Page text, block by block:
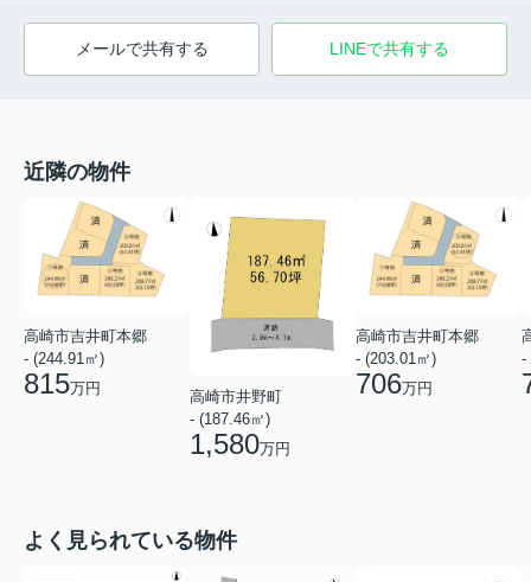
メールで共有する LINEで共有する
近隣の物件
高崎市吉井町本郷
- (244.91㎡)
815万円
高崎市井野町
- (187.46㎡)
1,580万円
高崎市吉井町本郷
- (203.01㎡)
706万円
-
よく見られている物件